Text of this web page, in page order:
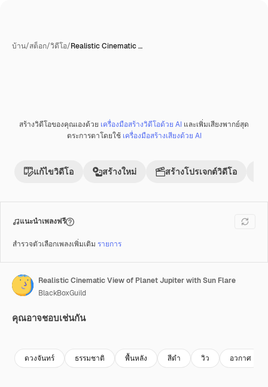
บ้าน/สต็อก/วิดีโอ/Realistic Cinematic …
พรีเมี่ยม
สร้างวิดีโอของคุณเองด้วย เครื่องมือสร้างวิดีโอด้วย AI และเพิ่มเสียงพากย์สุด
ตระการตาโดยใช้ เครื่องมือสร้างเสียงด้วย AI
แก้ไขวิดีโอ สร้างใหม่ สร้างโปรเจกต์วิดีโอ
แนะนำเพลงฟรี
สำรวจตัวเลือกเพลงเพิ่มเติม รายการ
Realistic Cinematic View of Planet Jupiter with Sun Flare
BlackBoxGuild
คุณอาจชอบเช่นกัน
ดวงจันทร์ ธรรมชาติ พื้นหลัง สีดํา วิว อวกาศ